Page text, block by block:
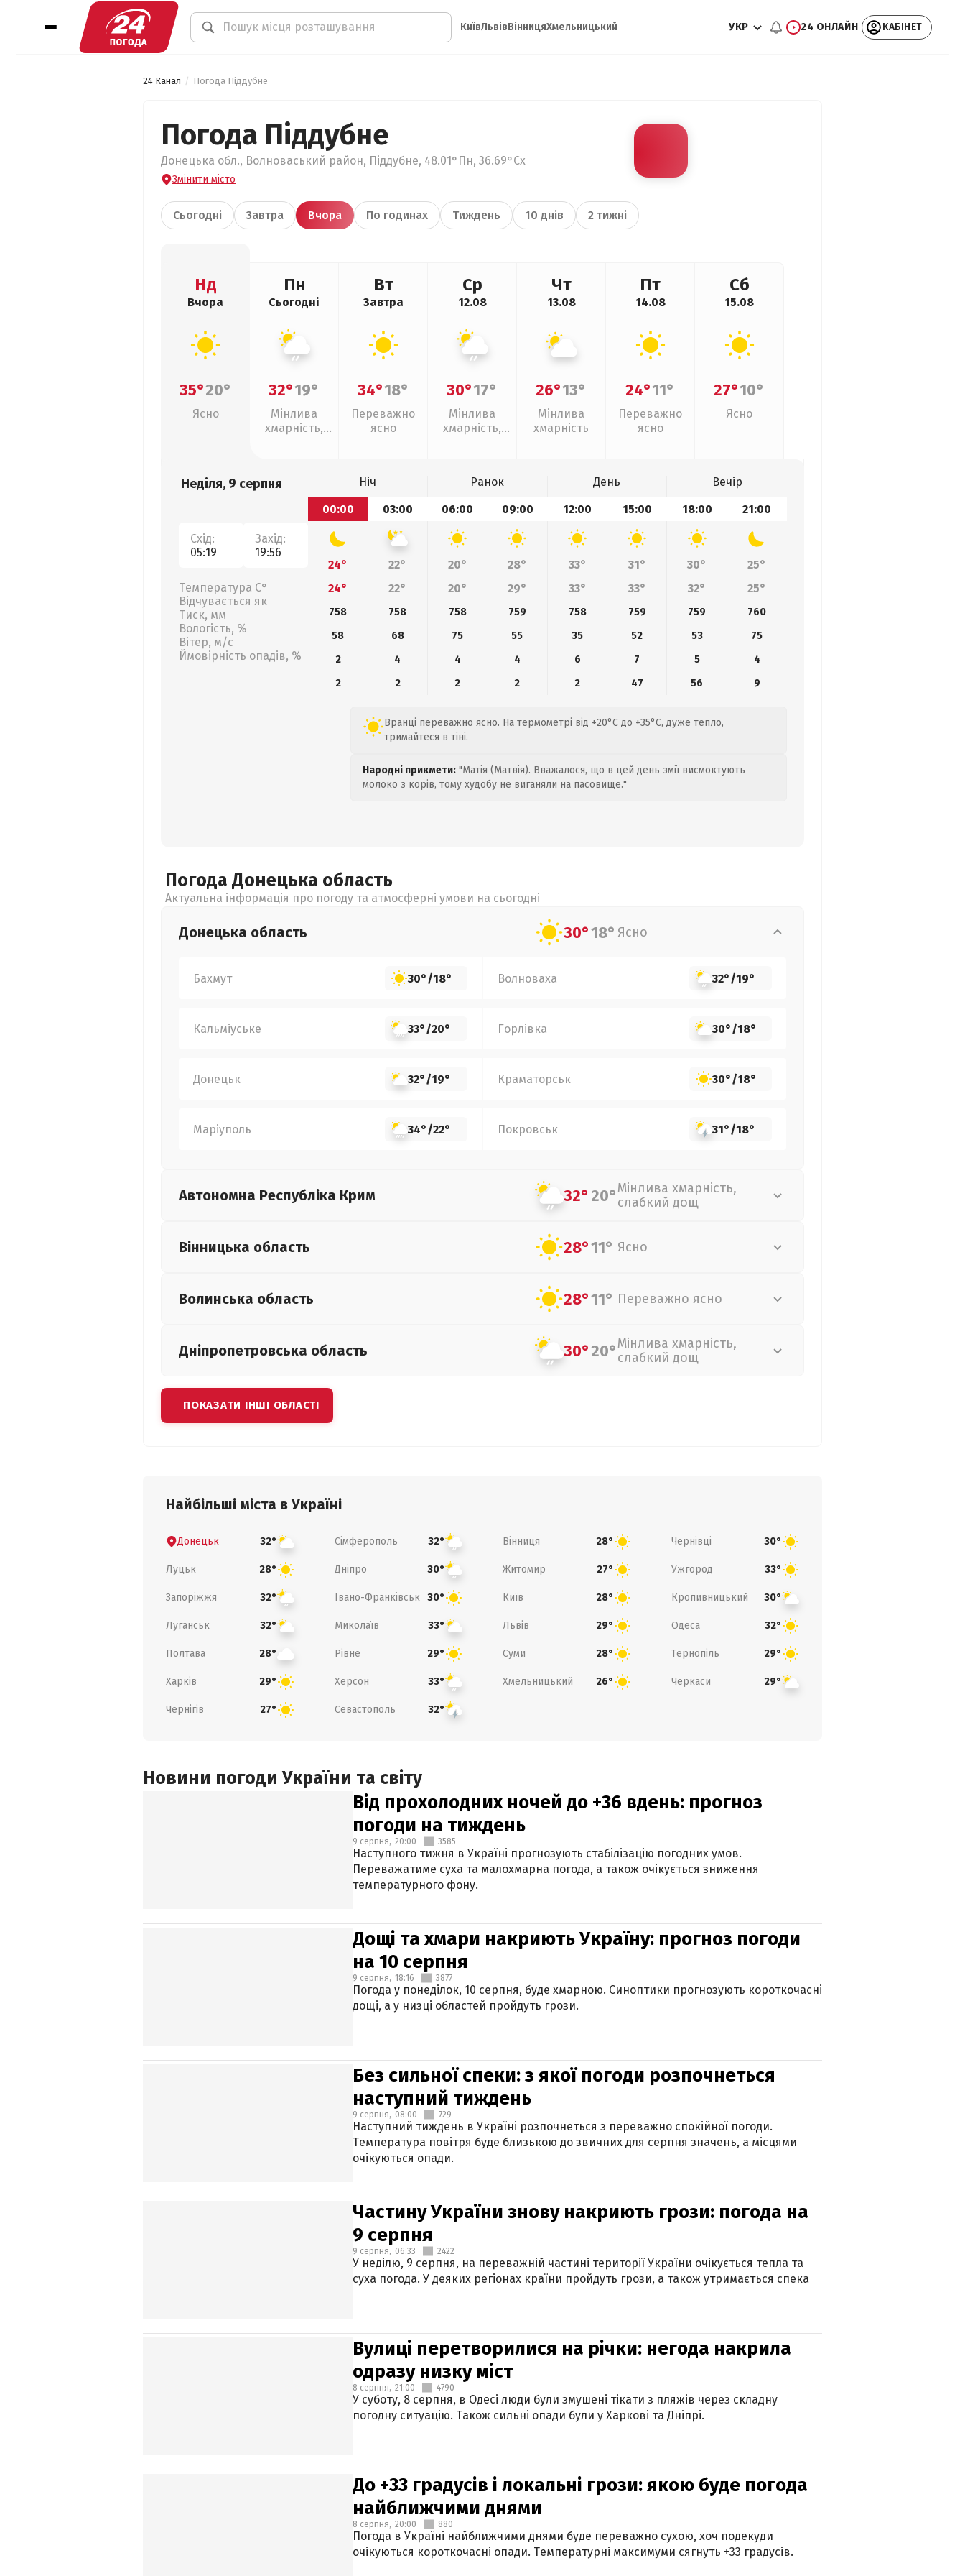
КиївЛьвівВінницяХмельницький УКР 24 ОНЛАЙН КАБІНЕТ
24 Канал Погода Піддубне
Погода Піддубне
Донецька обл., Волноваський район, Піддубне, 48.01°Пн, 36.69°Сх
Змінити місто
Сьогодні Завтра Вчора По годинах Тиждень 10 днів 2 тижні
Нд
Вчора
35°20°
Ясно
Пн
Сьогодні
32°19°
Мінлива
хмарність,
Вт
Завтра
34°18°
Переважно
ясно
Ср
12.08
30°17°
Мінлива
хмарність,
Чт
13.08
26°13°
Мінлива
хмарність
Пт
14.08
24°11°
Переважно
ясно
Сб
15.08
27°10°
Ясно
Неділя, 9 серпня
Схід:
05:19
Захід:
19:56
Температура С°
Відчувається як
Тиск, мм
Вологість, %
Вітер, м/с
Ймовірність опадів, %
Ніч Ранок День
Вечір
00:00
03:00 06:00 09:00 12:00 15:00 18:00 21:00
24° 22° 20° 28° 33° 31° 30°
25°
24°
22° 20° 29° 33° 33° 32° 25°
758 758 758 759 758 759 759
760
58
68 75 55 35 52 53
75
2
4 4 4 6 7 5
4
2
2 2 2 2 47 56 9
Вранці переважно ясно. На термометрі від +20°C до +35°C, дуже тепло,
тримайтеся в тіні.
Народні прикмети: "Матія (Матвія). Вважалося, що в цей день змії висмоктують
молоко з корів, тому худобу не виганяли на пасовище."
Погода Донецька область
Актуальна інформація про погоду та атмосферні умови на сьогодні
Донецька область 30°18° Ясно
Бахмут 30°/18° Волноваха 32°/19°
Кальміуське 33°/20° Горлівка 30°/18°
Донецьк 32°/19° Краматорськ 30°/18°
Маріуполь 34°/22° Покровськ 31°/18°
Автономна Республіка Крим 32°20°Мінлива хмарність,
слабкий дощ
Вінницька область 28°11° Ясно
Волинська область 28°11° Переважно ясно
Дніпропетровська область 30°20°Мінлива хмарність,
слабкий дощ
ПОКАЗАТИ ІНШІ ОБЛАСТІ
Найбільші міста в Україні
Донецьк 32° Сімферополь 32° Вінниця 28° Чернівці 30°
Луцьк 28° Дніпро 30° Житомир 27° Ужгород 33°
Запоріжжя 32° Івано-Франківськ 30° Київ 28° Кропивницький 30°
Луганськ 32° Миколаїв 33° Львів 29° Одеса 32°
Полтава 28° Рівне 29° Суми 28° Тернопіль 29°
Харків 29° Херсон 33° Хмельницький 26° Черкаси 29°
Чернігів 27° Севастополь 32°
Новини погоди України та світу
Від прохолодних ночей до +36 вдень: прогноз
погоди на тиждень
9 серпня, 20:00 3585
Наступного тижня в Україні прогнозують стабілізацію погодних умов.
Переважатиме суха та малохмарна погода, а також очікується зниження
температурного фону.
Дощі та хмари накриють Україну: прогноз погоди
на 10 серпня
9 серпня, 18:16 3877
Погода у понеділок, 10 серпня, буде хмарною. Синоптики прогнозують короткочасні
дощі, а у низці областей пройдуть грози.
Без сильної спеки: з якої погоди розпочнеться
наступний тиждень
9 серпня, 08:00 729
Наступний тиждень в Україні розпочнеться з переважно спокійної погоди.
Температура повітря буде близькою до звичних для серпня значень, а місцями
очікуються опади.
Частину України знову накриють грози: погода на
9 серпня
9 серпня, 06:33 2422
У неділю, 9 серпня, на переважній частині території України очікується тепла та
суха погода. У деяких регіонах країни пройдуть грози, а також утримається спека
Вулиці перетворилися на річки: негода накрила
одразу низку міст
8 серпня, 21:00 4790
У суботу, 8 серпня, в Одесі люди були змушені тікати з пляжів через складну
погодну ситуацію. Також сильні опади були у Харкові та Дніпрі.
До +33 градусів і локальні грози: якою буде погода
найближчими днями
8 серпня, 20:00 880
Погода в Україні найближчими днями буде переважно сухою, хоч подекуди
очікуються короткочасні опади. Температурні максимуми сягнуть +33 градусів.